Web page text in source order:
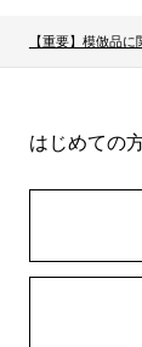
【重要】模倣品
はじめての